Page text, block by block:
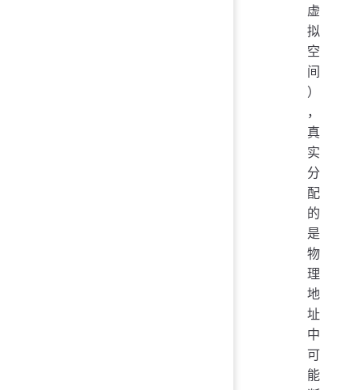
虚
拟
空
间
）
，
真
实
分
配
的
是
物
理
地
址
中
可
能